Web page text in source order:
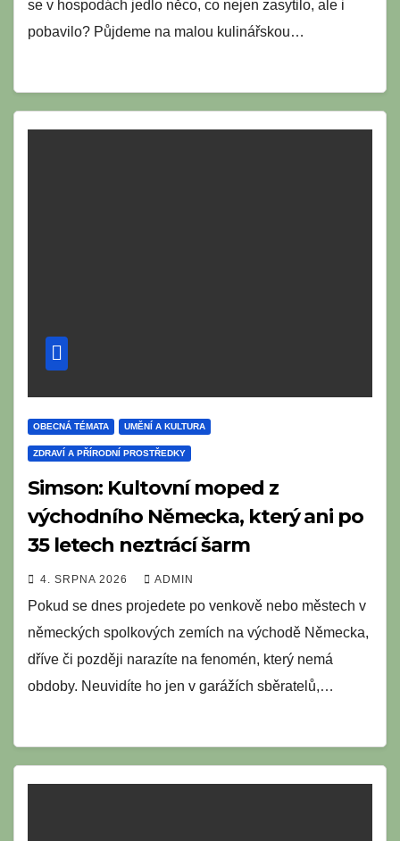
se v hospodách jedlo něco, co nejen zasytilo, ale i
pobavilo? Půjdeme na malou kulinářskou…
OBECNÁ TÉMATA UMĚNÍ A KULTURA
ZDRAVÍ A PŘÍRODNÍ PROSTŘEDKY
Simson: Kultovní moped z
východního Německa, který ani po
35 letech neztrácí šarm
4. SRPNA 2026 ADMIN
Pokud se dnes projedete po venkově nebo městech v
německých spolkových zemích na východě Německa,
dříve či později narazíte na fenomén, který nemá
obdoby. Neuvidíte ho jen v garážích sběratelů,…